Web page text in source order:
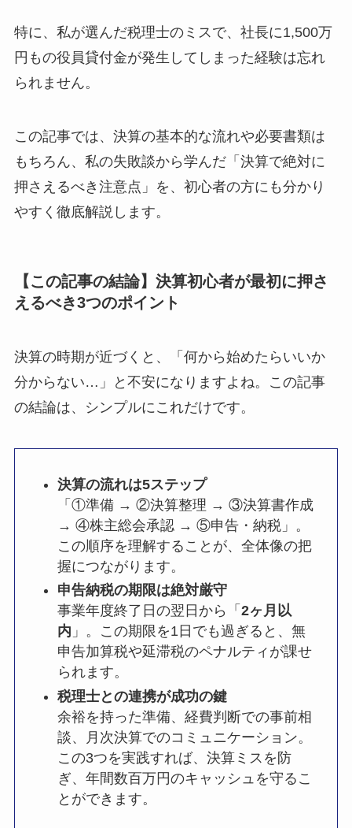
特に、私が選んだ税理士のミスで、社長に1,500万
円もの役員貸付金が発生してしまった経験は忘れ
られません。
この記事では、決算の基本的な流れや必要書類は
もちろん、私の失敗談から学んだ「決算で絶対に
押さえるべき注意点」を、初心者の方にも分かり
やすく徹底解説します。
【この記事の結論】決算初心者が最初に押さ
えるべき3つのポイント
決算の時期が近づくと、「何から始めたらいいか
分からない…」と不安になりますよね。この記事
の結論は、シンプルにこれだけです。
決算の流れは5ステップ
「①準備 → ②決算整理 → ③決算書作成
→ ④株主総会承認 → ⑤申告・納税」。
この順序を理解することが、全体像の把
握につながります。
申告納税の期限は絶対厳守
事業年度終了日の翌日から「 2ヶ月以
内 」。この期限を1日でも過ぎると、無
申告加算税や延滞税のペナルティが課せ
られます。
税理士との連携が成功の鍵
余裕を持った準備、経費判断での事前相
談、月次決算でのコミュニケーション。
この3つを実践すれば、決算ミスを防
ぎ、年間数百万円のキャッシュを守るこ
とができます。